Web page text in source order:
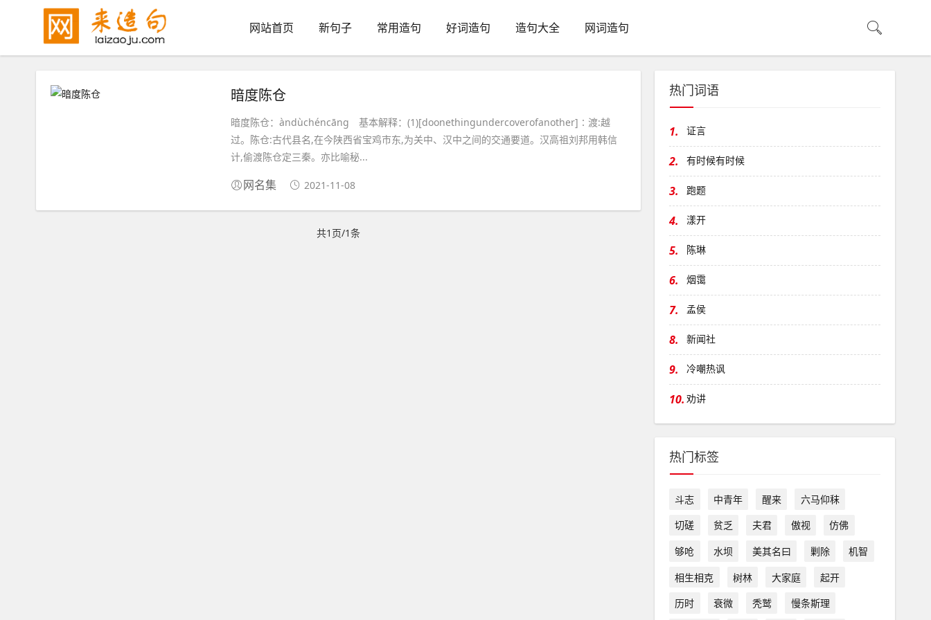
网站首页 新句子 常用造句 好词造句 造句大全 网词造句
暗度陈仓
暗度陈仓：àndùchéncāng 基本解释：(1)[doonethingundercoverofanother]∶渡:越
过。陈仓:古代县名,在今陕西省宝鸡市东,为关中、汉中之间的交通要道。汉高祖刘邦用韩信
计,偷渡陈仓定三秦。亦比喻秘...
网名集 2021-11-08
共1页/1条
热门词语
1. 证言
2. 有时候有时候
3. 跑题
4. 漾开
5. 陈琳
6. 烟霭
7. 孟侯
8. 新闻社
9. 冷嘲热讽
10. 劝讲
热门标签
斗志 中青年 醒来
六马仰秣
切磋
贫乏 夫君 傲视
仿佛
够呛
水坝 美其名曰 剿除
机智
相生相克
树林 大家庭
起开
历时
衰微 秃鹫 慢条斯理